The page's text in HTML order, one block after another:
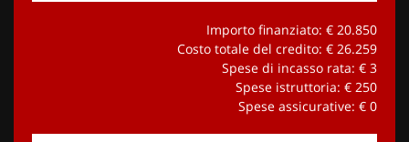
Importo finanziato: € 20.850
Costo totale del credito: € 26.259
Spese di incasso rata: € 3
Spese istruttoria: € 250
Spese assicurative: € 0